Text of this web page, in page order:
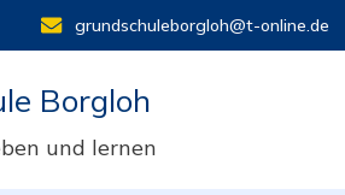
grundschuleborgloh@t-online.de
Borgloh
und lernen